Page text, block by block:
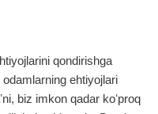
qondirishga
ehtiyojlari
biz imkon qadar koʻproq